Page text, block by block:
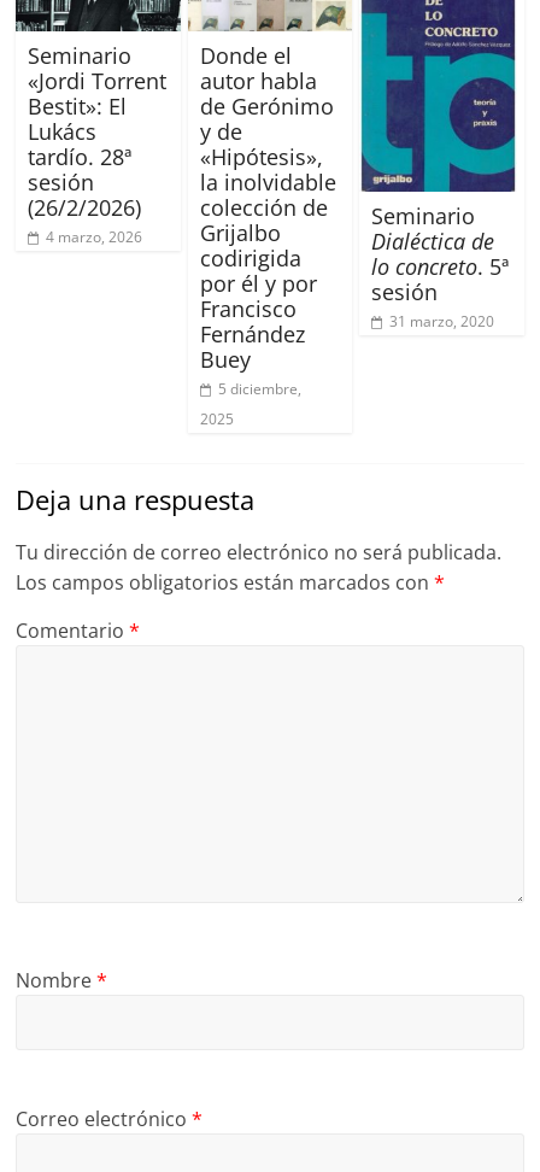
Seminario
«Jordi Torrent
Bestit»: El
Lukács
tardío. 28ª
sesión
(26/2/2026)
4 marzo, 2026
Donde el
autor habla
de Gerónimo
y de
«Hipótesis»,
la inolvidable
colección de
Grijalbo
codirigida
por él y por
Francisco
Fernández
Buey
5 diciembre,
2025
Seminario
Dialéctica de
lo concreto. 5ª
sesión
31 marzo, 2020
Deja una respuesta
Tu dirección de correo electrónico no será publicada.
Los campos obligatorios están marcados con*
Comentario*
Nombre*
Correo electrónico*